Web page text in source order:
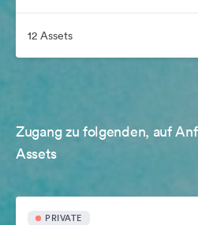
12 Assets
Zugang zu folgenden, auf
Assets
PRIVATE